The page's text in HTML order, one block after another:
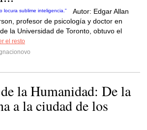
Autor: Edgar Allan
profesor de psicología y doctor en
la Universidad de Toronto, obtuvo el
el resto
la Humanidad: De la
a la ciudad de los